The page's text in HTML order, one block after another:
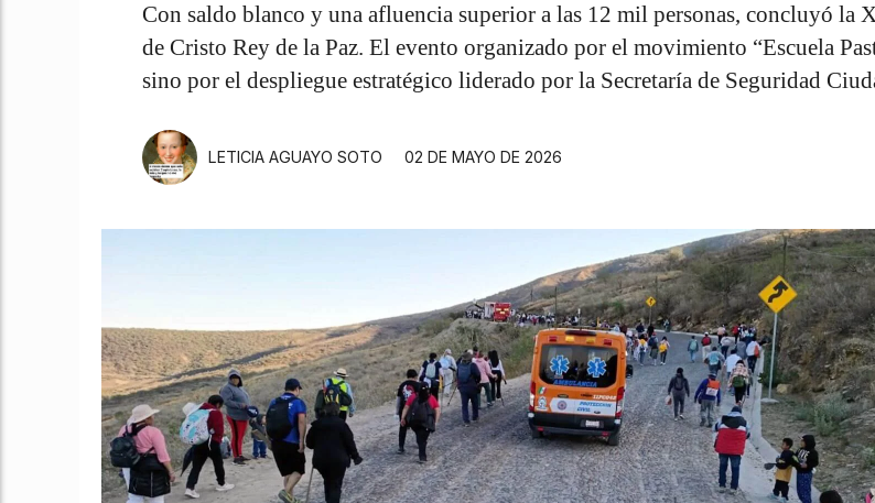
Con saldo blanco y una afluencia superior a las 12 mil personas, concluyó
de Cristo Rey de la Paz. El evento organizado por el movimiento “Escuela
sino por el despliegue estratégico liderado por la Secretaría de Seguridad
02 DE MAYO DE 2026
LETICIA AGUAYO SOTO